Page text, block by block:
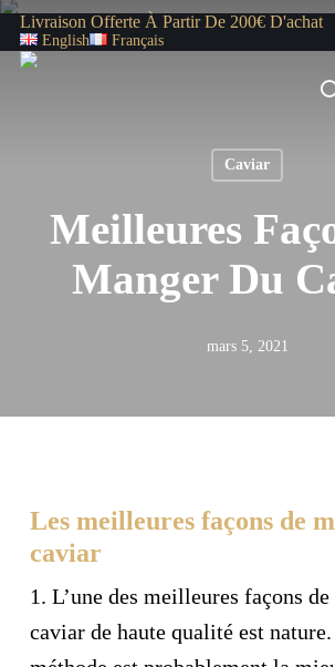
Skip
to
Livraison Offerte À Partir De 200€ D'achat
English Français
Caviar
Meilleures
Manger Du
mars 5, 2021
Les meilleures façons de
caviar
1. L’une des meilleures façons
caviar de haute qualité est